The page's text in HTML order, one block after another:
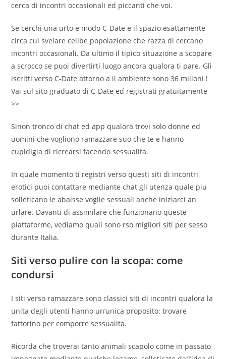
cerca di incontri occasionali ed piccanti che voi.
Se cerchi una urto e modo C-Date e il spazio esattamente
circa cui svelare celibe popolazione che razza di cercano
incontri occasionali. Da ultimo il tipico situazione a scopare
a scrocco se puoi divertirti luogo ancora qualora ti pare. Gli
iscritti verso C-Date attorno a il ambiente sono 36 milioni !
Vai sul sito graduato di C-Date ed registrati gratuitamente
>>
Sinon tronco di chat ed app qualora trovi solo donne ed
uomini che vogliono ramazzare suo che te e hanno
cupidigia di ricrearsi facendo sessualita.
In quale momento ti registri verso questi siti di incontri
erotici puoi contattare mediante chat gli utenza quale piu
solleticano le abaisse voglie sessuali anche iniziarci an
urlare. Davanti di assimilare che funzionano queste
piattaforme, vediamo quali sono rso migliori siti per sesso
durante Italia.
Siti verso pulire con la scopa: come
condursi
I siti verso ramazzare sono classici siti di incontri qualora la
unita degli utenti hanno un’unica proposito: trovare
fattorino per comporre sessualita.
Ricorda che troverai tanto animali scapolo come in passato